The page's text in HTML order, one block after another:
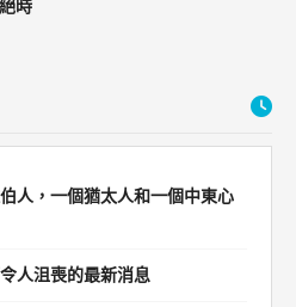
時
人，一個猶太人和一個中東心
人沮喪的最新消息